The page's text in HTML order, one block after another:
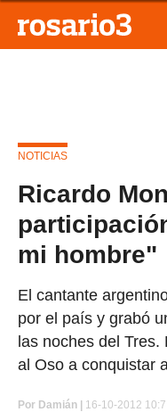
NOTICIAS
Ricardo
mi hombre"
El cantante
por el país y grabó
las noches del
al Oso a conquistar
Por Damián | 16-10-2012 10:7